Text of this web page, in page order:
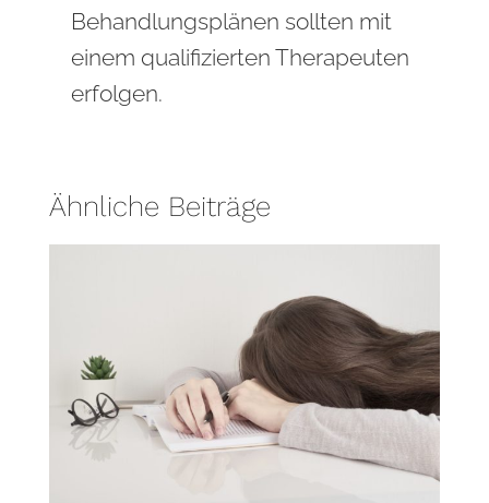
Behandlungsplänen sollten mit
einem qualifizierten Therapeuten
erfolgen.
Ähnliche Beiträge